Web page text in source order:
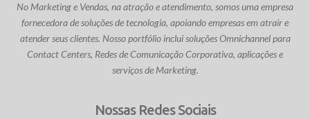
No Marketing e Vendas, na atração e atendimento, somos uma empresa
fornecedora de soluções de tecnologia, apoiando empresas em atrair e
atender seus clientes. Nosso portfólio inclui soluções Omnichannel para
Contact Centers, Redes de Comunicação Corporativa, aplicações e
serviços de Marketing.
Nossas Redes Sociais